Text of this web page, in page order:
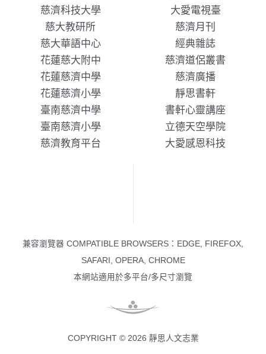
慈濟科技大學
慈大教研所
慈大華語中心
花蓮慈大附中
花蓮慈濟中學
花蓮慈濟小學
臺南慈濟中學
臺南慈濟小學
慈濟教育平台
大愛電視臺
慈濟月刊
經典雜誌
慈濟道侶叢書
慈濟廣播
靜思書軒
書軒心靈講座
立德天空學院
大愛感恩科技
兼容瀏覽器 COMPATIBLE BROWSERS：EDGE, FIREFOX,
SAFARI, OPERA, CHROME
本網站適用於多平台/多尺寸瀏覽
COPYRIGHT © 2026 靜思人文志業